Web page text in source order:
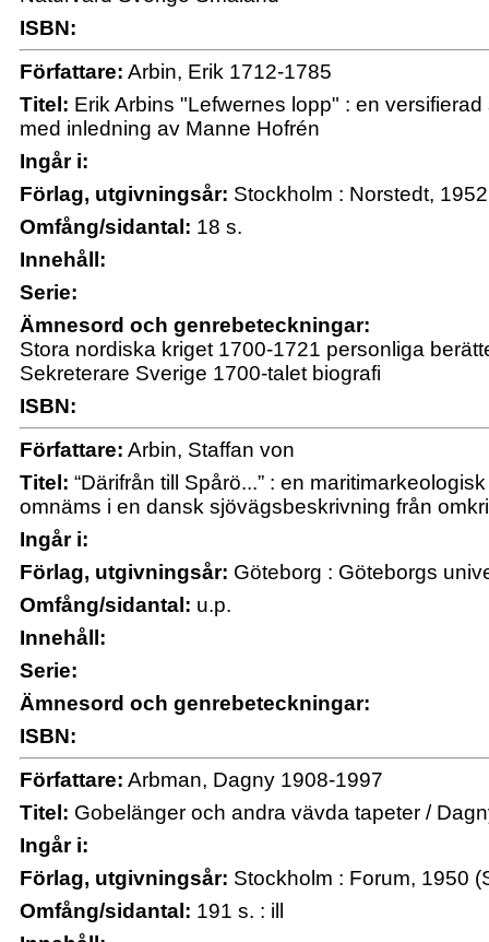
ISBN:
Författare: Arbin, Erik 1712-1785
Titel: Erik Arbins "Lefwernes lopp" : en
med inledning av Manne Hofrén
Ingår i:
Förlag, utgivningsår: Stockholm : Norstedt, 1952
Omfång/sidantal: 18 s.
Innehåll:
Serie:
Ämnesord och genrebeteckningar:
Stora nordiska kriget 1700-1721 personliga
Sekreterare Sverige 1700-talet biografi
ISBN:
Författare: Arbin, Staffan von
Titel: “Därifrån till Spårö...” : en
omnäms i en dansk sjövägsbeskrivning från
Ingår i:
Förlag, utgivningsår: Göteborg : Göteborgs
Omfång/sidantal: u.p.
Innehåll:
Serie:
Ämnesord och genrebeteckningar:
ISBN:
Författare: Arbman, Dagny 1908-1997
Titel: Gobelänger och andra vävda tapeter /
Ingår i:
Förlag, utgivningsår: Stockholm : Forum, 1950
Omfång/sidantal: 191 s. : ill